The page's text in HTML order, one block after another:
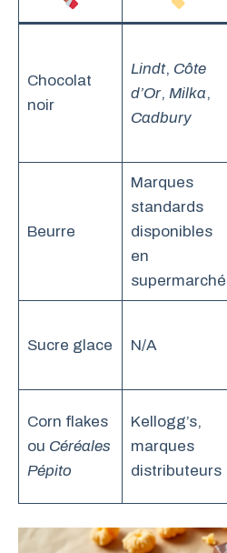
Chocolat
noir
Lindt, Côte
d’Or, Milka,
Cadbury
Beurre
Marques
standards
disponibles
en
supermarché
Sucre glace N/A
Corn flakes
ou Céréales
Pépito
Kellogg’s,
marques
distributeurs